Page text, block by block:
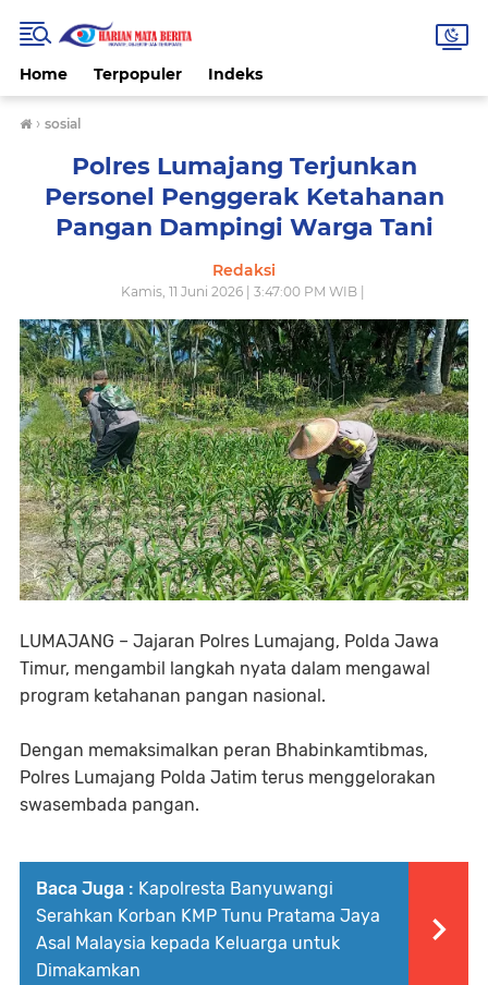
Home Terpopuler Indeks
› sosial
Polres Lumajang Terjunkan
Personel Penggerak Ketahanan
Pangan Dampingi Warga Tani
Redaksi
Kamis, 11 Juni 2026 | 3:47:00 PM WIB |
LUMAJANG – Jajaran Polres Lumajang, Polda Jawa
Timur, mengambil langkah nyata dalam mengawal
program ketahanan pangan nasional.
Dengan memaksimalkan peran Bhabinkamtibmas,
Polres Lumajang Polda Jatim terus menggelorakan
swasembada pangan.
Baca Juga : Kapolresta Banyuwangi
Serahkan Korban KMP Tunu Pratama Jaya
Asal Malaysia kepada Keluarga untuk
Dimakamkan